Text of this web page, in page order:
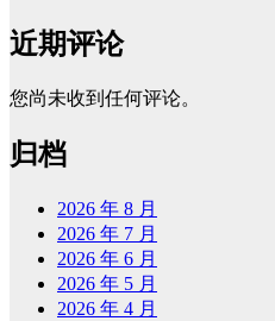
近期评论
您尚未收到任何评论。
归档
2026 年 8 月
2026 年 7 月
2026 年 6 月
2026 年 5 月
2026 年 4 月